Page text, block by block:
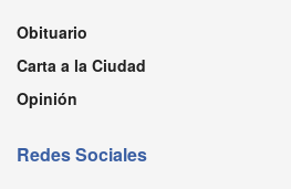
Obituario
Carta a la Ciudad
Opinión
Redes Sociales